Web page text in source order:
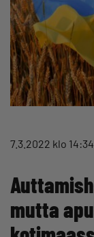
7.3.2022 klo 14:34
mutta